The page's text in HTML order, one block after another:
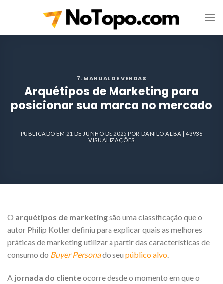
7. MANUAL DE VENDAS
Arquétipos de Marketing para
posicionar sua marca no mercado
PUBLICADO EM 21 DE JUNHO DE 2025 POR DANILO ALBA | 43936
VISUALIZAÇÕES
O arquétipos de marketingsão uma classificação que o
autor Philip Kotler definiu para explicar quais as melhores
práticas de marketing utilizar a partir das características de
consumo do Buyer Personado seu público alvo.
A jornada do clienteocorre desde o momento em que o